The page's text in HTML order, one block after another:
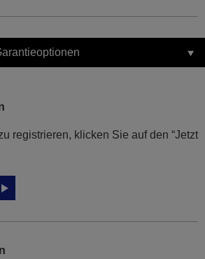
registrieren, klicken Sie auf den “Jetzt